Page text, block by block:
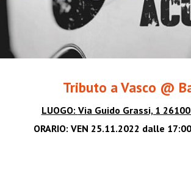
Tributo a Vasco @
LUOGO: Via Guido Grassi, 1
ORARIO: VEN 25.11.2022 dalle 1